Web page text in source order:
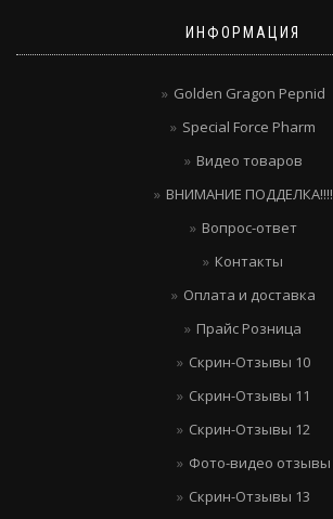
ИНФОРМАЦИЯ
Golden Gragon Pepnid
Special Force Pharm
Видео товаров
ВНИМАНИЕ ПОДДЕЛКА!!!!
Вопрос-ответ
Контакты
Оплата и доставка
Прайс Розница
Скрин-Отзывы 10
Скрин-Отзывы 11
Скрин-Отзывы 12
Фото-видео отзывы
Скрин-Отзывы 13